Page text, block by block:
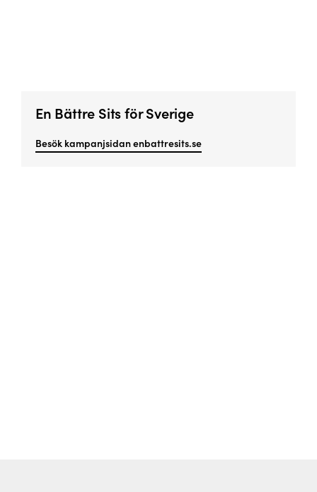
En Bättre Sits för Sverige
Besök kampanjsidan enbattresits.se